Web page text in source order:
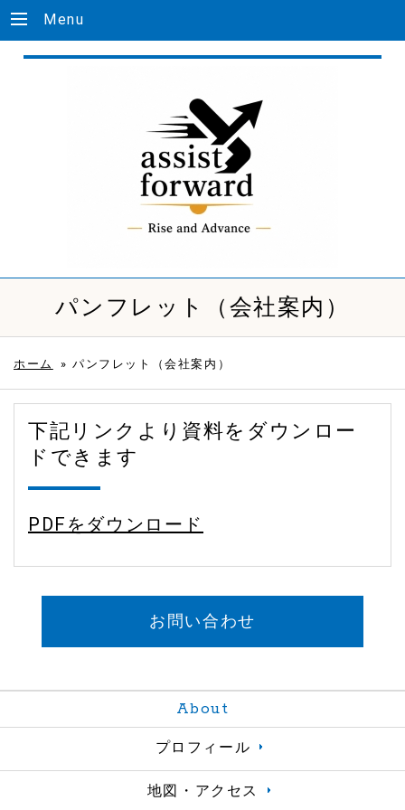
Menu
パンフレット（会社案内）
ホーム » パンフレット（会社案内）
下記リンクより資料をダウンロー
ドできます
PDFをダウンロード
お問い合わせ
About
プロフィール
地図・アクセス